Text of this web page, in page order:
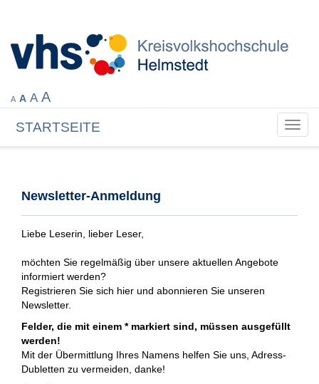
A A A A
STARTSEITE
Newsletter-Anmeldung
Liebe Leserin, lieber Leser,
möchten Sie regelmäßig über unsere aktuellen Angebote
informiert werden?
Registrieren Sie sich hier und abonnieren Sie unseren
Newsletter.
Felder, die mit einem * markiert sind, müssen ausgefüllt
werden!
Mit der Übermittlung Ihres Namens helfen Sie uns, Adress-
Dubletten zu vermeiden, danke!